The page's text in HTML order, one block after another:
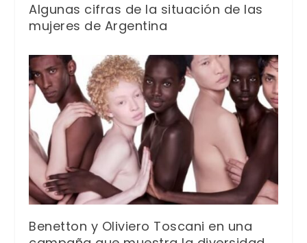
Algunas cifras de la situación de las
mujeres de Argentina
Benetton y Oliviero Toscani en una